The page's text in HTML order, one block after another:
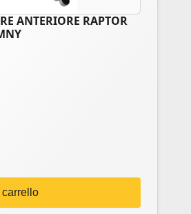
ANTERIORE RAPTOR